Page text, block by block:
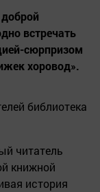
встречать
сюрпризом
хоровод».
библиотека
читатель
книжной
история